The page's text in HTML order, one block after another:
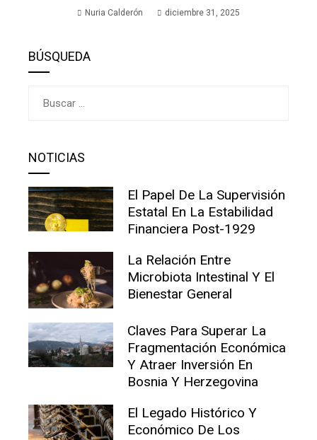
Nuria Calderón diciembre 31, 2025
BÚSQUEDA
NOTICIAS
El Papel De La Supervisión
Estatal En La Estabilidad
Financiera Post-1929
La Relación Entre
Microbiota Intestinal Y El
Bienestar General
Claves Para Superar La
Fragmentación Económica
Y Atraer Inversión En
Bosnia Y Herzegovina
El Legado Histórico Y
Económico De Los